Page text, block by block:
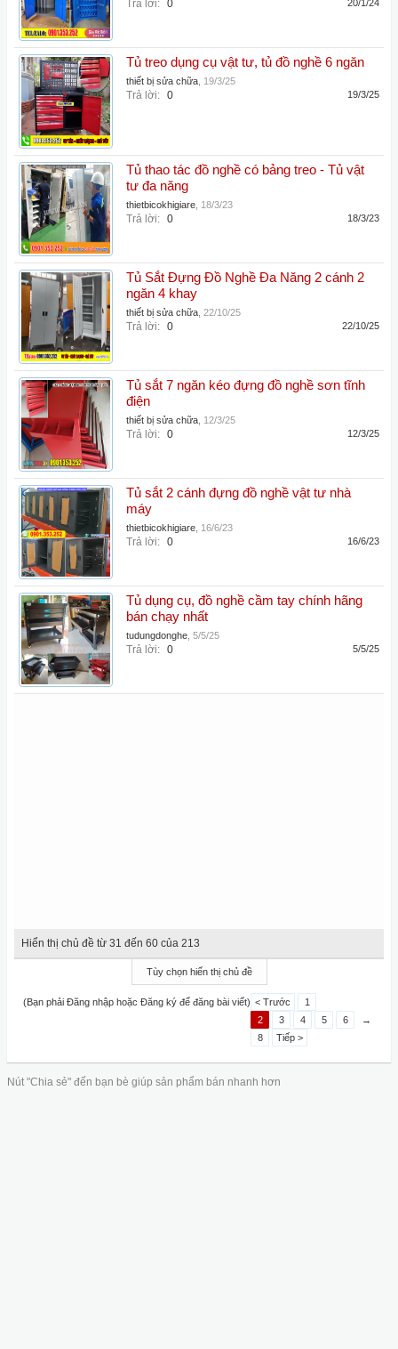
Trả lời: 0 20/1/24
Tủ treo dụng cụ vật tư, tủ đồ nghề 6 ngăn
thiết bị sửa chữa 19/3/25
Trả lời: 0 19/3/25
Tủ thao tác đồ nghề có bảng treo - Tủ vật
tư đa năng
thietbicokhigiare 18/3/23
Trả lời: 0 18/3/23
Tủ Sắt Đựng Đồ Nghề Đa Năng 2 cánh 2
ngăn 4 khay
thiết bị sửa chữa 22/10/25
Trả lời: 0 22/10/25
Tủ sắt 7 ngăn kéo đựng đồ nghề sơn tĩnh
điện
thiết bị sửa chữa 12/3/25
Trả lời: 0 12/3/25
Tủ sắt 2 cánh đựng đồ nghề vật tư nhà
máy
thietbicokhigiare 16/6/23
Trả lời: 0 16/6/23
Tủ dụng cụ, đồ nghề cầm tay chính hãng
bán chạy nhất
tudungdonghe 5/5/25
Trả lời: 0 5/5/25
Hiển thị chủ đề từ 31 đến 60 của 213
Tùy chọn hiển thị chủ đề
(Bạn phải Đăng nhập hoặc Đăng ký để đăng bài viết) < Trước
1
2
3 4 5 6
→
8
Tiếp >
Nút "Chia sẻ" đến bạn bè giúp sản phẩm bán nhanh hơn